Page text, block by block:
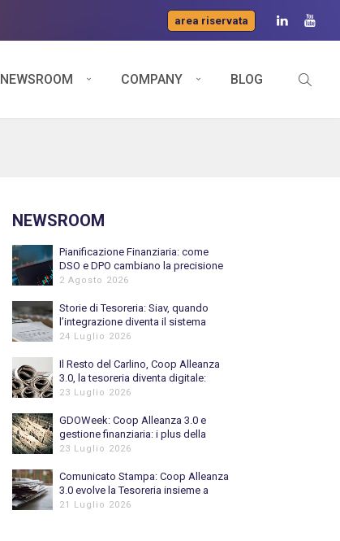
area riservata
NEWSROOM COMPANY BLOG
NEWSROOM
Pianificazione Finanziaria: come
DSO e DPO cambiano la precisione
del Cash Flow previsionale
2 Agosto 2026
Storie di Tesoreria: Siav, quando
l’integrazione diventa il sistema
nervoso della Tesoreria
24 Luglio 2026
Il Resto del Carlino, Coop Alleanza
3.0, la tesoreria diventa digitale:
automatizzato l’80% delle
23 Luglio 2026
GDOWeek: Coop Alleanza 3.0 e
gestione finanziaria: i plus della
digitalizzazione
23 Luglio 2026
Comunicato Stampa: Coop Alleanza
3.0 evolve la Tesoreria insieme a
Piteco
21 Luglio 2026